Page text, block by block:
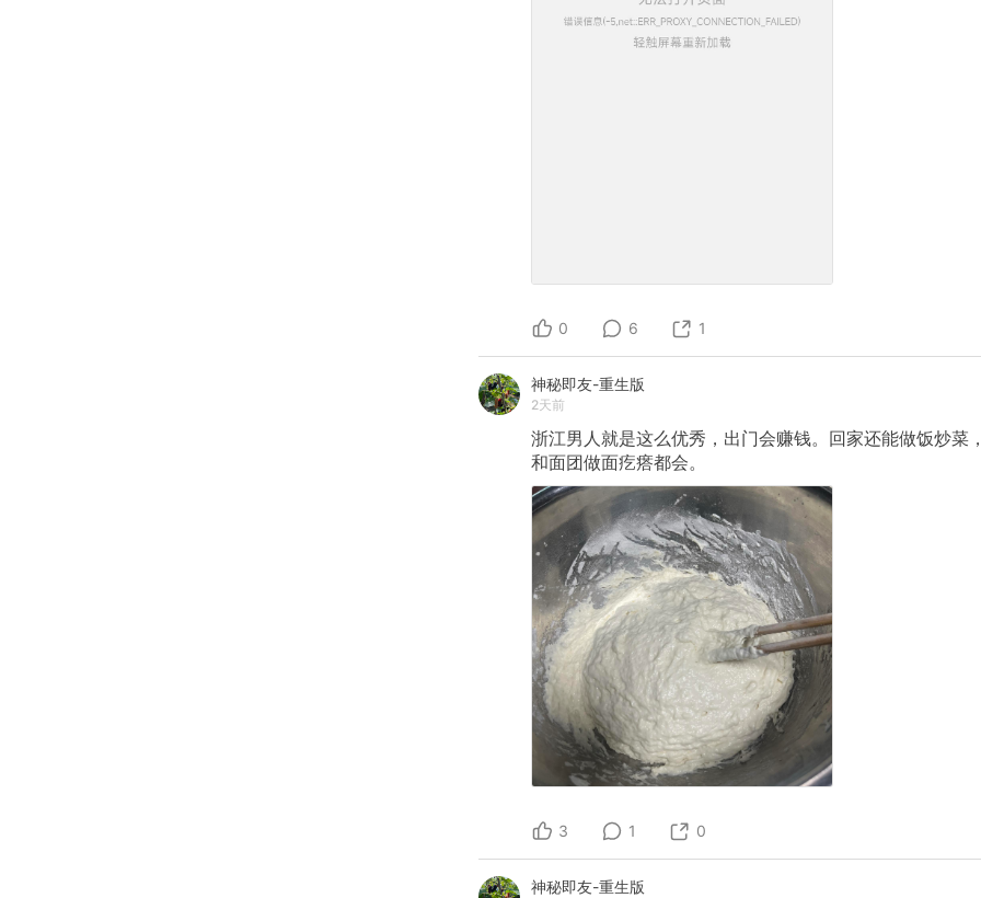
0 6 1
神秘即友-重生版
2天前
浙江男人就是这么优秀，出门会赚钱。回家还能做饭炒菜，
和面团做面疙瘩都会。
3 1 0
神秘即友-重生版